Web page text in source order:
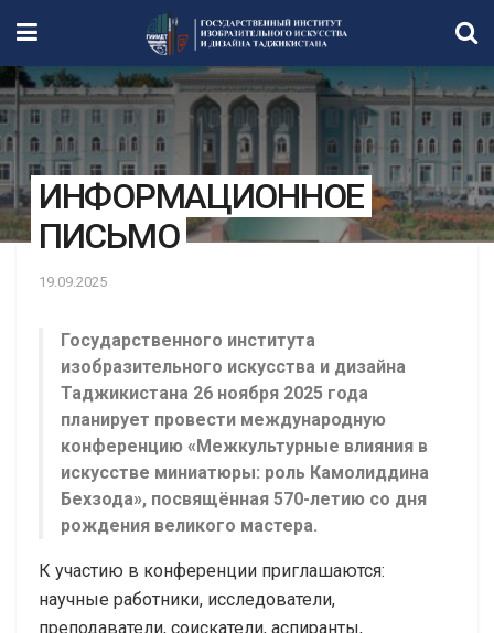
ИНФОРМАЦИОННОЕ
ПИСЬМО
19.09.2025
Государственного института
изобразительного искусства и дизайна
Таджикистана 26 ноября 2025 года
планирует провести международную
конференцию «Межкультурные влияния в
искусстве миниатюры: роль Камолиддина
Бехзода», посвящённая 570-летию со дня
рождения великого мастера.
К участию в конференции приглашаются:
научные работники, исследователи,
преподаватели, соискатели, аспиранты,